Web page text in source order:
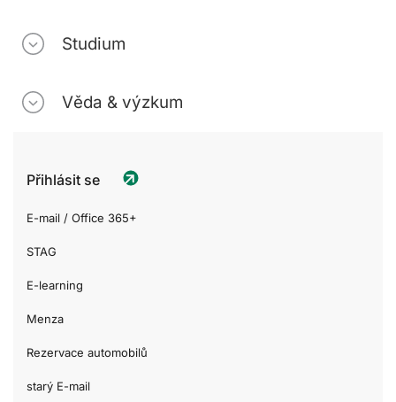
Studium
Věda & výzkum
Přihlásit se
E-mail / Office 365+
STAG
E-learning
Menza
Rezervace automobilů
starý E-mail